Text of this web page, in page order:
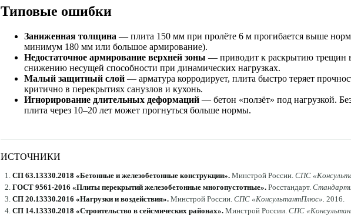
Типовые ошибки
Заниженная толщина — плита 150 мм при пролёте 6 м прогибается выше
минимум 180 мм или большое армирование).
Недостаточное армирование верхней зоны — приводит к раскрытию трещин
снижению несущей способности при динамических нагрузках.
Малый защитный слой — арматура корродирует, плита быстро теряет
критично в перекрытиях санузлов и кухонь.
Игнорирование длительных деформаций — бетон «ползёт» под нагрузкой.
плита через 10–20 лет может прогнуться больше нормы.
ИСТОЧНИКИ
СП 63.13330.2018 «Бетонные и железобетонные конструкции». Минстрой России СПС
ГОСТ 9561-2016 «Плиты перекрытий железобетонные многопустотные». Росстандарт.
СП 20.13330.2016 «Нагрузки и воздействия». Минстрой России СПС «КонсультантПлюс» 2016
СП 14.13330.2018 «Строительство в сейсмических районах». Минстрой России СПС